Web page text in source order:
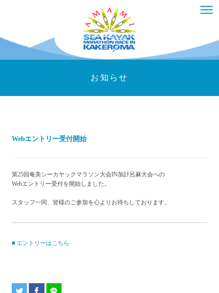
お知らせ
Webエントリー受付開始
第25回奄美シーカヤックマラソン大会IN加計呂麻大会への
Webエントリー受付を開始しました。
スタッフ一同、皆様のご参加を心よりお待ちしております。
■ エントリーはこちら